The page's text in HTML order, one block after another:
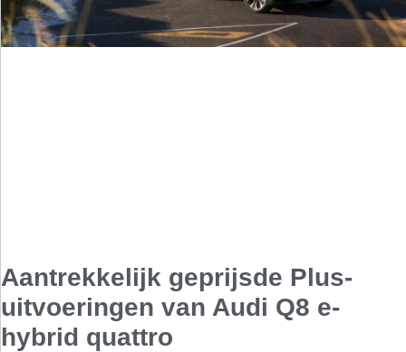
Aantrekkelijk geprijsde Plus-
uitvoeringen van Audi Q8 e-
hybrid quattro